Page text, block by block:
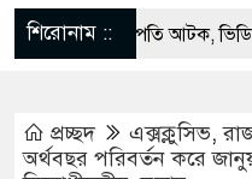
শিরোনাম ::
যুবদল সভাপতি আটক, ভিডিও
দিলেন জামায়াত বহিষ্কাকৃত
প্রচ্ছদ এক্সক্লুসিভ,
অর্থবছর পরিবর্তন করে